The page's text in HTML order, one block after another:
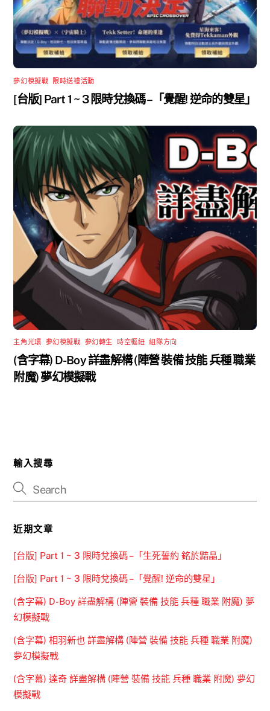
夢幻模擬戰 限時送禮活動
[台版] Part 1 ~ 3 限時兌換碼 –「覺醒! 逆命的雙星」
主角光環 夢幻模擬戰 夢幻轉生 時空樞紐 ,組隊方向
(含字幕) D-Boy 詳盡解構 (陣營 裝備 技能 兵種 職業
附魔) 夢幻模擬戰
輸入搜尋
近期文章
[台版] Part 1 ~ 3 限時兌換碼 –「生死誓約 銘於黯晶」
[台版] Part 1 ~ 3 限時兌換碼 –「覺醒! 逆命的雙星」
(含字幕) D-Boy 詳盡解構 (陣營 裝備 技能 兵種 職業 附魔) 夢
幻模擬戰
(含字幕) 相羽新也 詳盡解構 (陣營 裝備 技能 兵種 職業 附魔)
夢幻模擬戰
(含字幕) 達奇 詳盡解構 (陣營 裝備 技能 兵種 職業 附魔) 夢幻
模擬戰